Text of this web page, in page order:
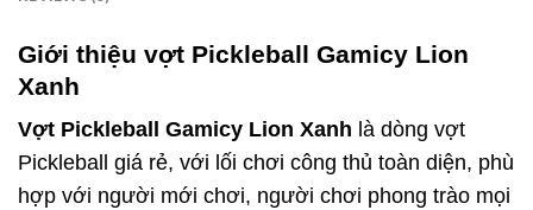
Giới thiệu vợt Pickleball Gamicy Lion
Xanh
Vợt Pickleball Gamicy Lion Xanh là dòng vợt
Pickleball giá rẻ, với lối chơi công thủ toàn diện, phù
hợp với người mới chơi, người chơi phong trào mọi